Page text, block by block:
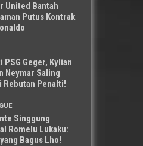
United Bantah
Putus Kontrak
PSG Geger, Kylian
Neymar Saling
Rebutan Penalti!
Singgung
Romelu Lukaku:
Bagus Lho!